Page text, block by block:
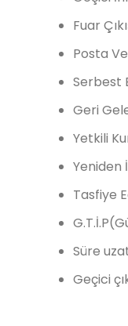
Fuar
Posta
Serbest
Geri
Yetkili
Tasfiye
Süre
Geçici